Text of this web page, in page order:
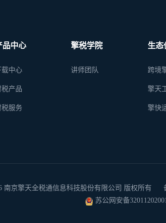
品中心
载中心
税产品
税服务
擎税学院
讲师团队
生态
跨境
擎天
擎快
南京擎天全税通信息科技股份有限公司 版权所有
苏公网安备